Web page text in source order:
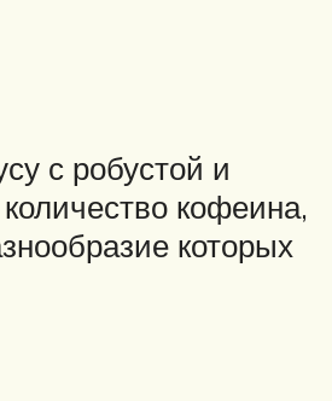
с робустой и
кофеина,
которых